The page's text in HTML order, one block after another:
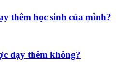
thêm học sinh của mình?
dạy thêm không?